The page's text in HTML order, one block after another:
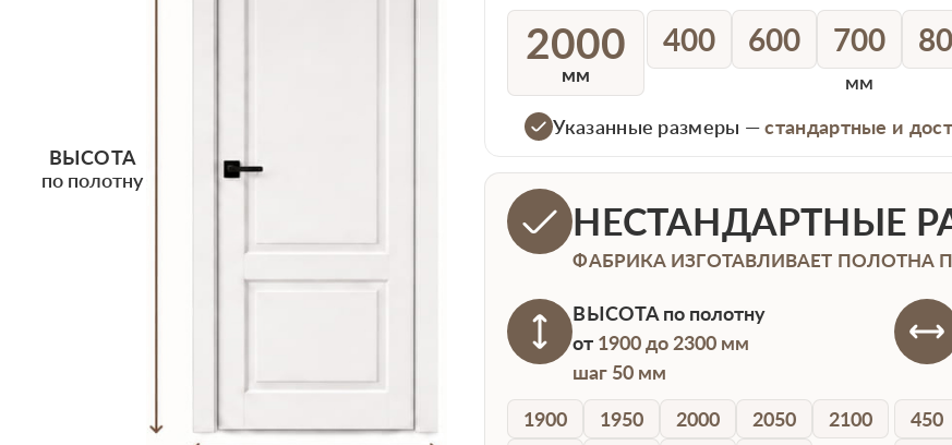
ВЫСОТА
по полотну
2000
мм
400 600 700
мм
Указанные размеры —стандартные и
НЕСТАНДАРТНЫЕ
ФАБРИКА ИЗГОТАВЛИВАЕТ ПОЛОТНА
ВЫСОТА по полотну
от 1900 до 2300 мм
шаг 50 мм
1900
1950 2000 2050
2100
450